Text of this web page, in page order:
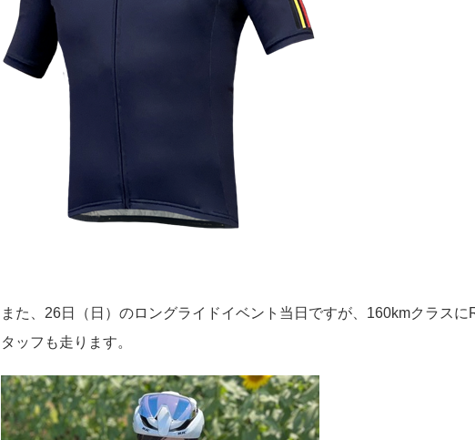
また、26日（日）のロングライドイベント当日ですが、160kmクラス
タッフも走ります。